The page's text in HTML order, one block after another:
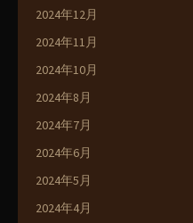
2024年12月
2024年11月
2024年10月
2024年8月
2024年7月
2024年6月
2024年5月
2024年4月